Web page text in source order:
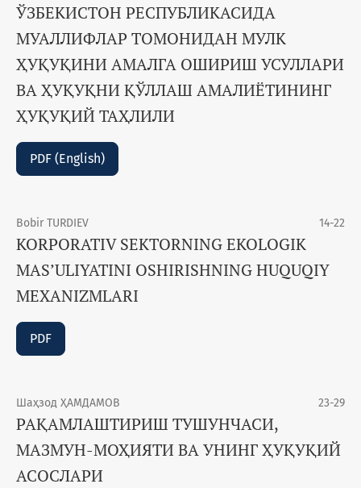
ЎЗБЕКИСТОН РЕСПУБЛИКАСИДА
МУАЛЛИФЛАР ТОМОНИДАН МУЛК
ҲУҚУҚИНИ АМАЛГА ОШИРИШ УСУЛЛАРИ
ВА ҲУҚУҚНИ ҚЎЛЛАШ АМАЛИЁТИНИНГ
ҲУҚУҚИЙ ТАҲЛИЛИ
PDF (English)
Bobir TURDIEV 14-22
KORPORATIV SEKTORNING EKOLOGIK
MAS’ULIYATINI OSHIRISHNING HUQUQIY
MEXANIZMLARI
PDF
Шаҳзод ҲАМДАМОВ 23-29
РАҚАМЛАШТИРИШ ТУШУНЧАСИ,
МАЗМУН-МОҲИЯТИ ВА УНИНГ ҲУҚУҚИЙ
АСОСЛАРИ